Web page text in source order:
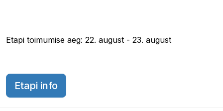
Etapi toimumise aeg: 22. august - 23. august
Etapi info